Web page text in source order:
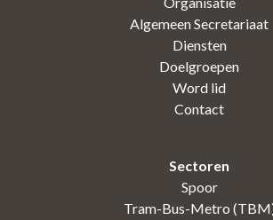
Algemeen Secretariaat
Diensten
Doelgroepen
Word lid
Contact
Sectoren
Spoor
Tram-Bus-Metro